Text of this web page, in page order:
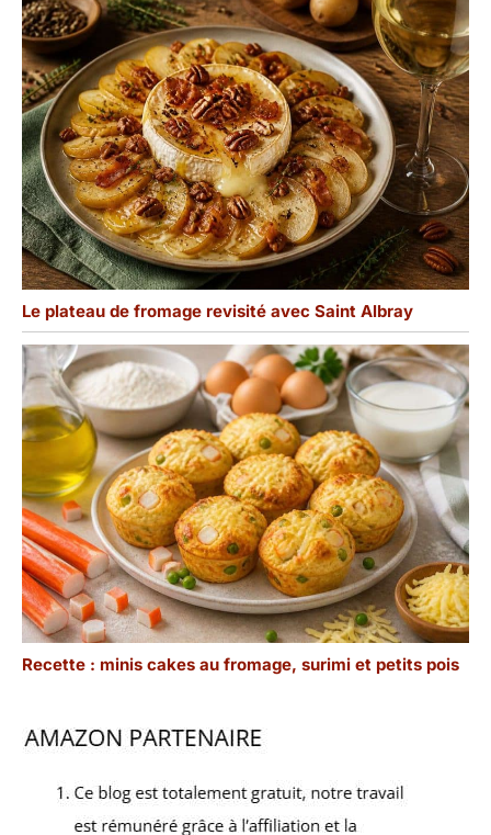
Le plateau de fromage revisité avec Saint Albray
Recette : minis cakes au fromage, surimi et petits pois